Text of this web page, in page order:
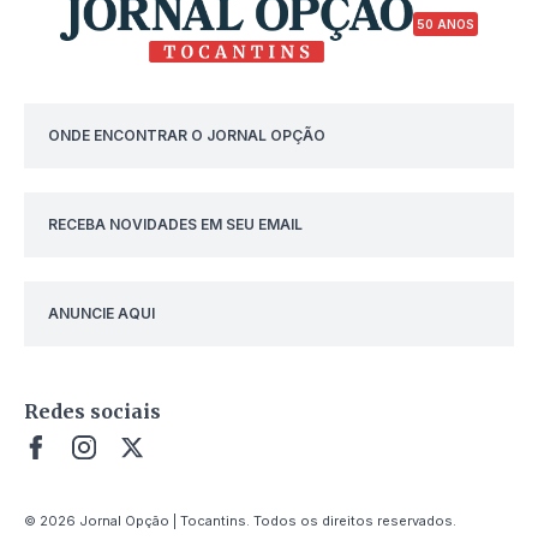
50 ANOS
ONDE ENCONTRAR O JORNAL OPÇÃO
RECEBA NOVIDADES EM SEU EMAIL
ANUNCIE AQUI
Redes sociais
© 2026 Jornal Opção | Tocantins. Todos os direitos reservados.